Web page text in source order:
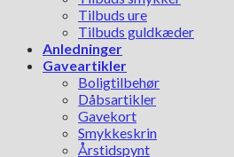
Tilbuds ure
Tilbuds guldkæder
Anledninger
Gaveartikler
Boligtilbehør
Dåbsartikler
Gavekort
Smykkeskrin
Årstidspynt